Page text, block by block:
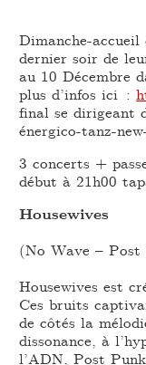
Dimanche-
dernier soir de
au 10 Décembre
plus d’infos ici :
final se dirigeant
énergico-tanz-
3 concerts +
début à 21h00
Housewives
(No Wave – Post
Housewives est
Ces bruits
de côtés la
dissonance, à
l’ADN, Post